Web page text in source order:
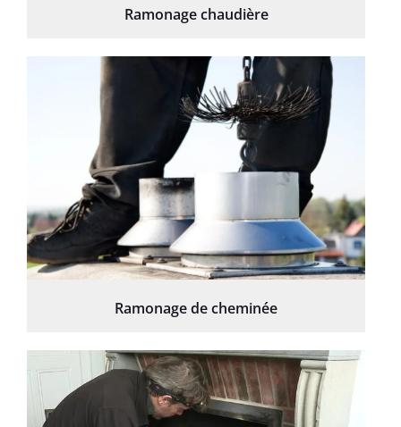
Ramonage chaudière
Ramonage de cheminée